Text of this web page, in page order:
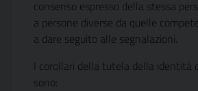
consenso espresso della stessa
a persone diverse da quelle
a dare seguito alle segnalazioni.
I corollari della tutela della identità
sono: